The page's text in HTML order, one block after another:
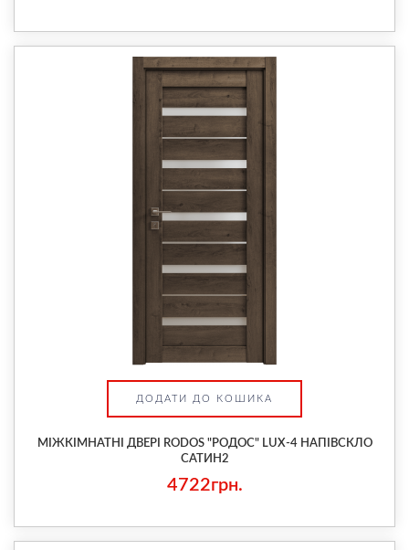
ДОДАТИ ДО КОШИКА
МІЖКІМНАТНІ ДВЕРІ RODOS "РОДОС" LUX-4 НАПІВСКЛО
САТИН2
4722грн.